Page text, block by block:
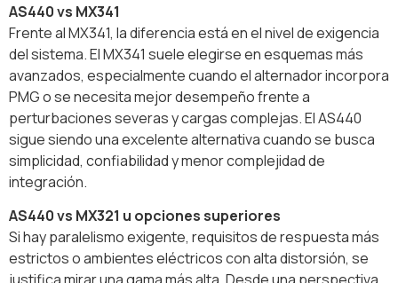
AS440 vs MX341
Frente al MX341, la diferencia está en el nivel de exigencia
del sistema. El MX341 suele elegirse en esquemas más
avanzados, especialmente cuando el alternador incorpora
PMG o se necesita mejor desempeño frente a
perturbaciones severas y cargas complejas. El AS440
sigue siendo una excelente alternativa cuando se busca
simplicidad, confiabilidad y menor complejidad de
integración.
AS440 vs MX321 u opciones superiores
Si hay paralelismo exigente, requisitos de respuesta más
estrictos o ambientes eléctricos con alta distorsión, se